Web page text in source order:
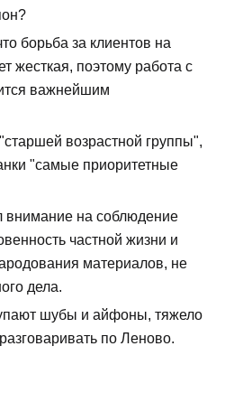
борьба за клиентов на
жесткая, поэтому работа с
важнейшим
возрастной группы",
"самые приоритетные
внимание на соблюдение
частной жизни и
материалов, не
дела.
шубы и айфоны, тяжело
по Леново.